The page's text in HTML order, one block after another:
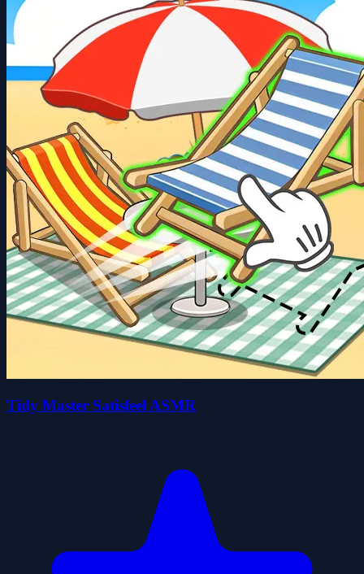
Tidy Master Satisfeel ASMR